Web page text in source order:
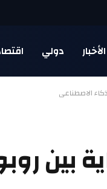
الأخبار دولي
الاصطناعي
بين